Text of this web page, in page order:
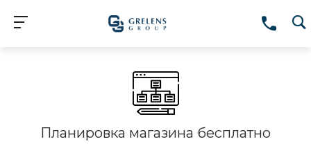
Планировка магазина бесплатно